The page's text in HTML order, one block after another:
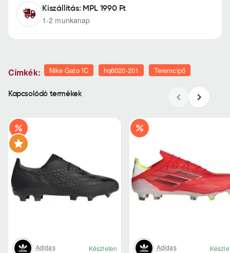
Kiszállítás: MPL 1990 Ft
1-2 munkanap
Címkék: Nike Gato IC hq6020-201 Teremcipő
Kapcsolódó termékek
Adidas Készleten Adidas